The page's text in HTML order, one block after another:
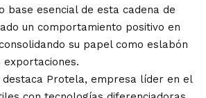
base esencial de esta cadena de
un comportamiento positivo en
su papel como eslabón
Protela, empresa líder en el